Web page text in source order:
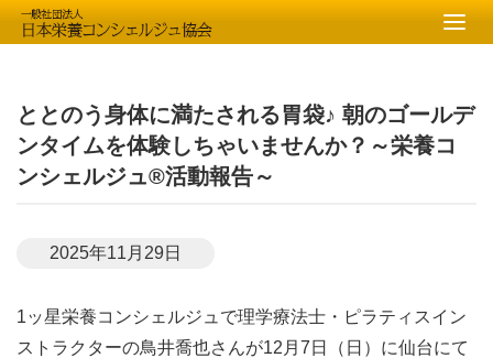
ととのう身体に満たされる胃袋♪ 朝のゴールデ
ンタイムを体験しちゃいませんか？～栄養コ
ンシェルジュ®活動報告～
2025年11月29日
1ッ星栄養コンシェルジュで理学療法士・ピラティスイン
ストラクターの鳥井喬也さんが12月7日（日）に仙台にて